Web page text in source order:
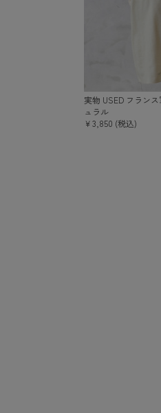
実物 USED フラン
ュラル
￥3,850 (税込)